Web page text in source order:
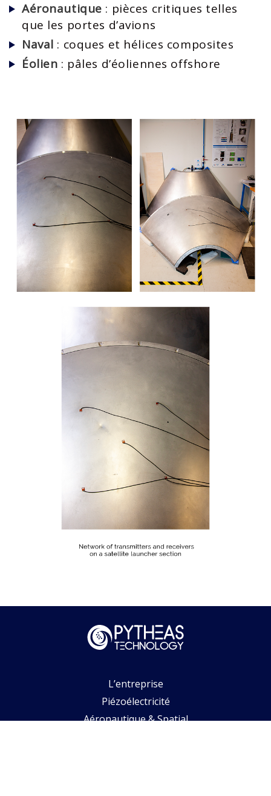
Aéronautique : pièces critiques telles
que les portes d’avions
Naval : coques et hélices composites
Éolien : pâles d’éoliennes offshore
L’entreprise
Piézoélectricité
Aéronautique & Spatial